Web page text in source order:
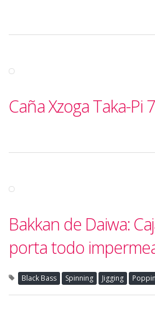
Caña Xzoga Taka-Pi
Bakkan de Daiwa:
porta todo
Black Bass Spinning Jigging